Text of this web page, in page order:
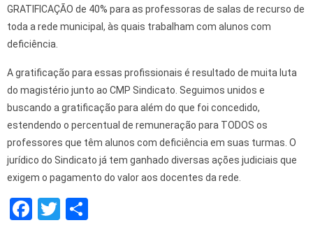
GRATIFICAÇÃO de 40% para as professoras de salas de recurso de
toda a rede municipal, às quais trabalham com alunos com
deficiência.
A gratificação para essas profissionais é resultado de muita luta
do magistério junto ao CMP Sindicato. Seguimos unidos e
buscando a gratificação para além do que foi concedido,
estendendo o percentual de remuneração para TODOS os
professores que têm alunos com deficiência em suas turmas. O
jurídico do Sindicato já tem ganhado diversas ações judiciais que
exigem o pagamento do valor aos docentes da rede.
F
T